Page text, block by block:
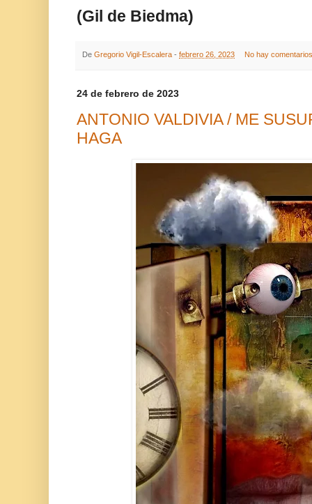
(Gil de Biedma)
De Gregorio Vigil-Escalera - febrero 26, 2023 No hay
24 de febrero de 2023
ANTONIO VALDIVIA / ME
HAGA